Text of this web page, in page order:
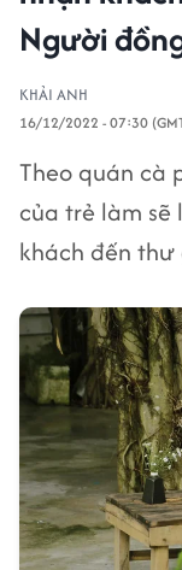
Người
KHẢI ANH
16/12/2022 - 07:30
Theo quán cà
của trẻ làm
khách đến